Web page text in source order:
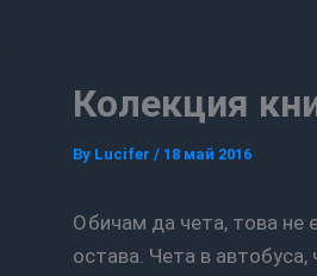
Колекция
By Lucifer / 18 май 2016
Обичам да чета, това не е тайна за някого. Чета в свободното си време, колкото там
остава. Чета в